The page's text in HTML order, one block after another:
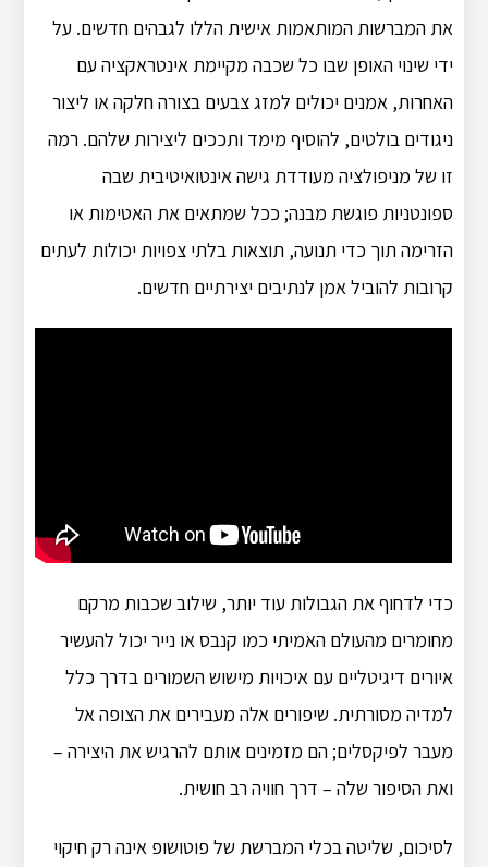
את המברשות המותאמות אישית הללו לגבהים חדשים. על
ידי שינוי האופן שבו כל שכבה מקיימת אינטראקציה עם
האחרות, אמנים יכולים למזג צבעים בצורה חלקה או ליצור
ניגודים בולטים, להוסיף מימד ותככים ליצירות שלהם. רמה
זו של מניפולציה מעודדת גישה אינטואיטיבית שבה
ספונטניות פוגשת מבנה; ככל שמתאים את האטימות או
הזרימה תוך כדי תנועה, תוצאות בלתי צפויות יכולות לעתים
קרובות להוביל אמן לנתיבים יצירתיים חדשים.
כדי לדחוף את הגבולות עוד יותר, שילוב שכבות מרקם
מחומרים מהעולם האמיתי כמו קנבס או נייר יכול להעשיר
איורים דיגיטליים עם איכויות מישוש השמורים בדרך כלל
למדיה מסורתית. שיפורים אלה מעבירים את הצופה אל
מעבר לפיקסלים; הם מזמינים אותם להרגיש את היצירה –
ואת הסיפור שלה – דרך חוויה רב חושית.
לסיכום, שליטה בכלי המברשת של פוטושופ אינה רק חיקוי